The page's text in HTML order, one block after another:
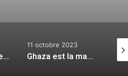
Un combat à mener jusqu’au bout
11 octobre 2023
Ghaza est la mauvaise conscience de l’occident